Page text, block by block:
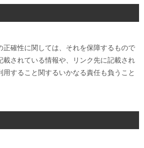
正確性に関しては、それを保障するもので
載されている情報や、リンク先に記載され
用すること関するいかなる責任も負うこと